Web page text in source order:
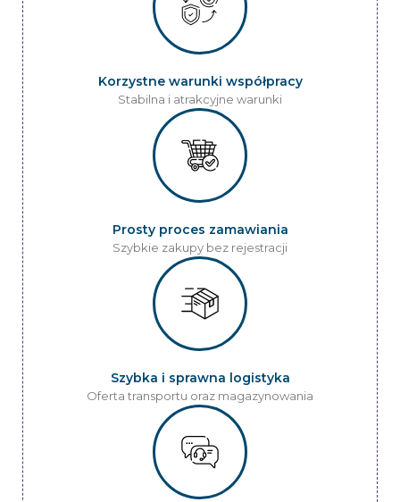
Korzystne warunki współpracy
Stabilna i atrakcyjne warunki
Prosty proces zamawiania
Szybkie zakupy bez rejestracji
Szybka i sprawna logistyka
Oferta transportu oraz magazynowania